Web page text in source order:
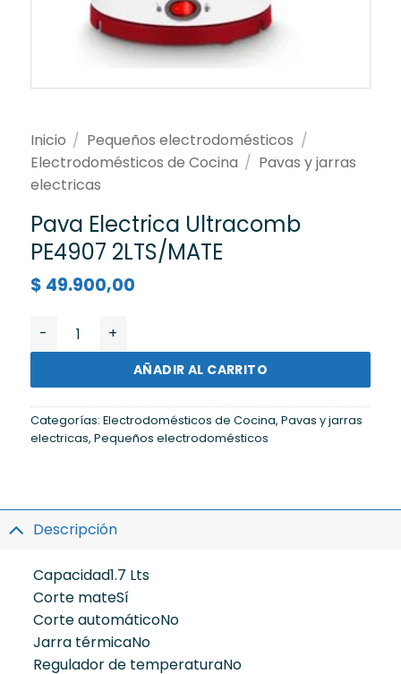
Inicio / Pequeños electrodomésticos /
Electrodomésticos de Cocina / Pavas y jarras
electricas
Pava Electrica Ultracomb
PE4907 2LTS/MATE
$ 49.900,00
Pava Electrica Ultracomb PE4907 2LTS/MATE cantidad
AÑADIR AL CARRITO
Categorías: Electrodomésticos de Cocina, Pavas y jarras
electricas, Pequeños electrodomésticos
Descripción
Capacidad1.7 Lts
Corte mateSí
Corte automáticoNo
Jarra térmicaNo
Regulador de temperaturaNo